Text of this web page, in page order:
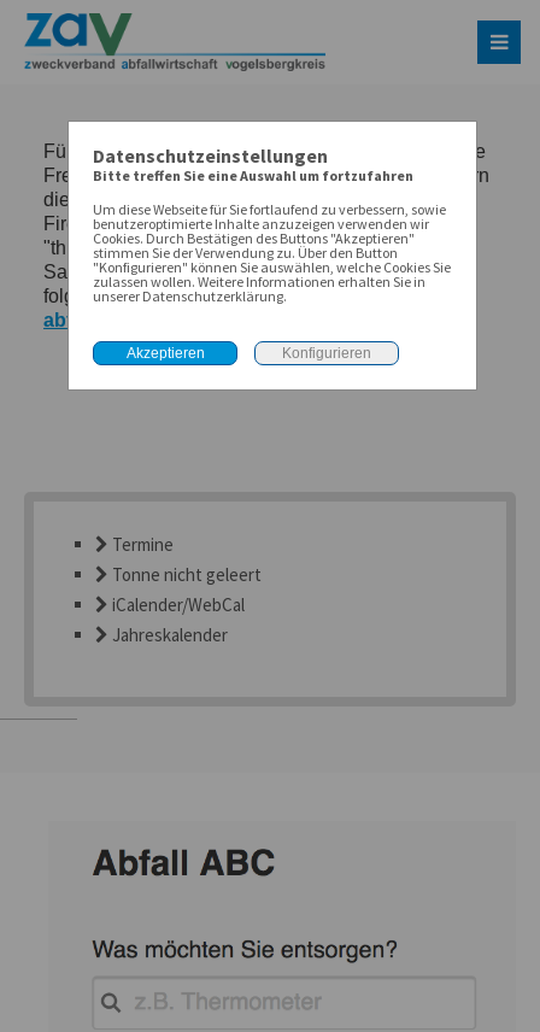
Termine
Tonne nicht geleert
iCalender/WebCal
Jahreskalender
Datenschutzeinstellungen
Bitte treffen Sie eine Auswahl um fortzufahren
Um diese Webseite für Sie fortlaufend zu verbessern, sowie
benutzeroptimierte Inhalte anzuzeigen verwenden wir
Cookies. Durch Bestätigen des Buttons "Akzeptieren"
stimmen Sie der Verwendung zu. Über den Button
"Konfigurieren" können Sie auswählen, welche Cookies Sie
zulassen wollen. Weitere Informationen erhalten Sie in
unserer Datenschutzerklärung.